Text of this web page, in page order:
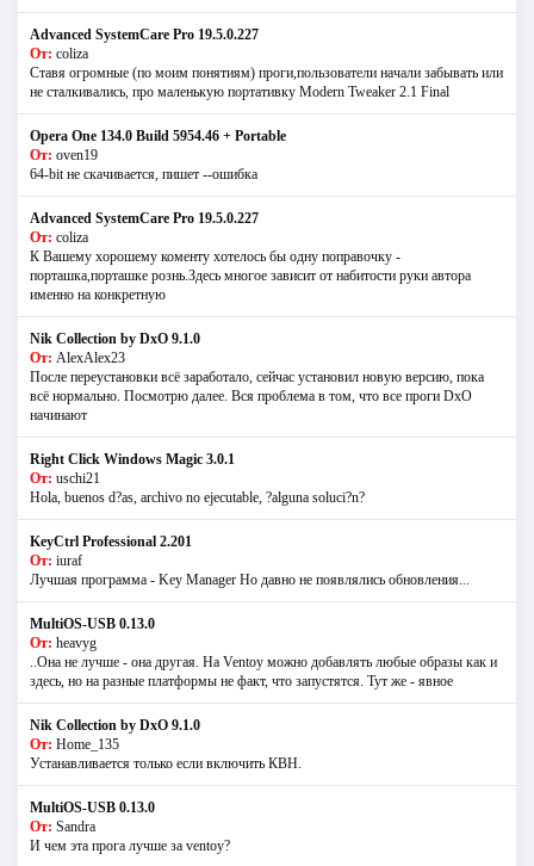
Advanced SystemCare Pro 19.5.0.227
От: coliza
Ставя огромные (по моим понятиям) проги,пользователи начали забывать или
не сталкивались, про маленькую портативку Modern Tweaker 2.1 Final
Opera One 134.0 Build 5954.46 + Portable
От: oven19
64-bit не скачивается, пишет --ошибка
Advanced SystemCare Pro 19.5.0.227
От: coliza
К Вашему хорошему коменту хотелось бы одну поправочку -
порташка,порташке рознь.Здесь многое зависит от набитости руки автора
именно на конкретную
Nik Collection by DxO 9.1.0
От: AlexAlex23
После переустановки всё заработало, сейчас установил новую версию, пока
всё нормально. Посмотрю далее. Вся проблема в том, что все проги DxO
начинают
Right Click Windows Magic 3.0.1
От: uschi21
Hola, buenos d?as, archivo no ejecutable, ?alguna soluci?n?
KeyCtrl Professional 2.201
От: iuraf
Лучшая программа - Key Manager Но давно не появлялись обновления...
MultiOS-USB 0.13.0
От: heavyg
..Она не лучше - она другая. На Ventoy можно добавлять любые образы как и
здесь, но на разные платформы не факт, что запустятся. Тут же - явное
Nik Collection by DxO 9.1.0
От: Home_135
Устанавливается только если включить КВН.
MultiOS-USB 0.13.0
От: Sandra
И чем эта прога лучше за ventoy?